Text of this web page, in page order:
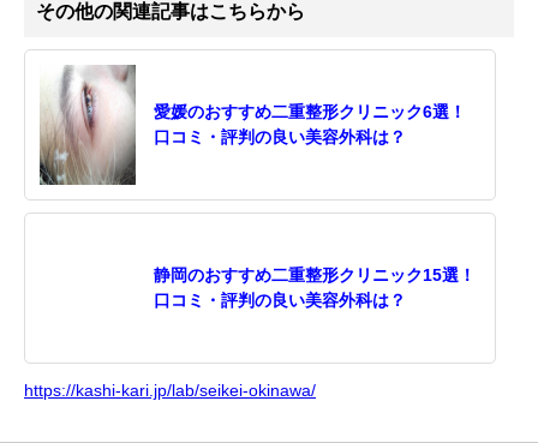
その他の関連記事はこちらから
愛媛のおすすめ二重整形クリニック6選！
口コミ・評判の良い美容外科は？
静岡のおすすめ二重整形クリニック15選！
口コミ・評判の良い美容外科は？
https://kashi-kari.jp/lab/seikei-okinawa/